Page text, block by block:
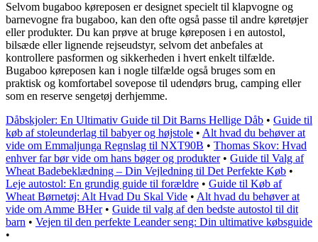
Selvom bugaboo køreposen er designet specielt til klapvogne og
barnevogne fra bugaboo, kan den ofte også passe til andre køretøjer
eller produkter. Du kan prøve at bruge køreposen i en autostol,
bilsæde eller lignende rejseudstyr, selvom det anbefales at
kontrollere pasformen og sikkerheden i hvert enkelt tilfælde.
Bugaboo køreposen kan i nogle tilfælde også bruges som en
praktisk og komfortabel sovepose til udendørs brug, camping eller
som en reserve sengetøj derhjemme.
Dåbskjoler: En Ultimativ Guide til Dit Barns Hellige Dåb • Guide til
køb af stoleunderlag til babyer og højstole • Alt hvad du behøver at
vide om Emmaljunga Regnslag til NXT90B • Thomas Skov: Hvad
enhver far bør vide om hans bøger og produkter• Guide til Valg af
Wheat Badebeklædning – Din Vejledning til Det Perfekte Køb •
Leje autostol: En grundig guide til forældre • Guide til Køb af
Wheat Børnetøj: Alt Hvad Du Skal Vide • Alt hvad du behøver at
vide om Amme BHer• Guide til valg af den bedste autostol til dit
barn • Vejen til den perfekte Leander seng: Din ultimative købsguide
•